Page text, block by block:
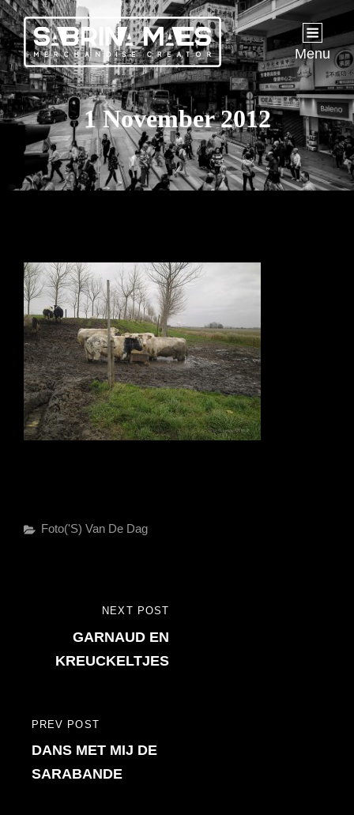
Menu
1 November 2012
Categories
Foto('s) Van De Dag
navigatie
PREVIOUS
POST
PREV POST
DANS MET MIJ DE
SARABANDE
NEXT POST
GARNAUD EN
KREUCKELTJES